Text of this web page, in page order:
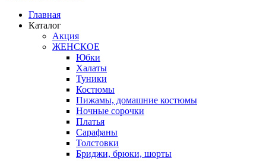
Главная
Каталог
Акция
ЖЕНСКОЕ
Юбки
Халаты
Туники
Костюмы
Пижамы, домашние костюмы
Ночные сорочки
Платья
Сарафаны
Толстовки
Бриджи, брюки, шорты